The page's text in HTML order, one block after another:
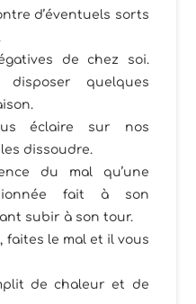
d’éventuels sorts
de chez soi.
quelques
éclaire sur nos
dissoudre.
du mal qu’une
fait à son
subir à son tour.
faites le mal et il vous
de chaleur et de